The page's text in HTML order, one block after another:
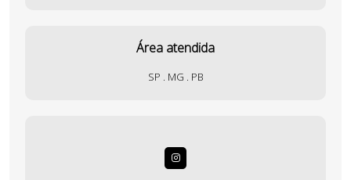
Área atendida
SP . MG . PB